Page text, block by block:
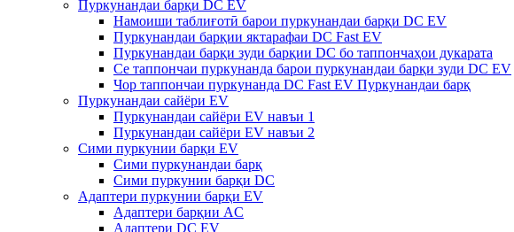
Пуркунандаи барқи DC EV
Намоиши таблиғотӣ барои пуркунандаи барқи DC EV
Пуркунандаи барқии яктарафаи DC Fast EV
Пуркунандаи барқи зуди барқии DC бо таппончаҳои дукарата
Се таппончаи пуркунанда барои пуркунандаи барқи зуди DC EV
Чор таппончаи пуркунанда DC Fast EV Пуркунандаи барқ
Пуркунандаи сайёри EV
Пуркунандаи сайёри EV навъи 1
Пуркунандаи сайёри EV навъи 2
Сими пуркунии барқи EV
Сими пуркунандаи барқ
Сими пуркунии барқи DC
Адаптери пуркунии барқи EV
Адаптери барқии AC
Адаптери DC EV